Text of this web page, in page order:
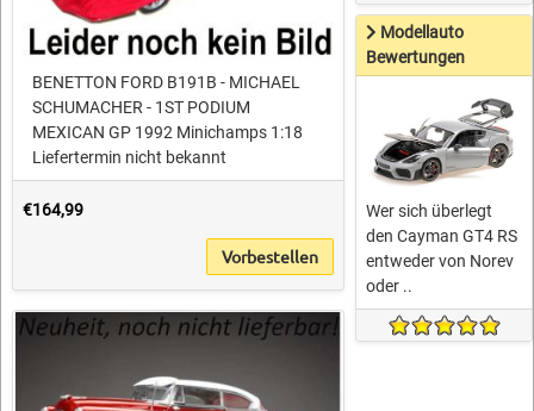
BENETTON FORD B191B - MICHAEL
SCHUMACHER - 1ST PODIUM
MEXICAN GP 1992 Minichamps 1:18
Liefertermin nicht bekannt
€164,99
Vorbestellen
Modellauto
Bewertungen
Wer sich überlegt
den Cayman GT4 RS
entweder von Norev
oder ..